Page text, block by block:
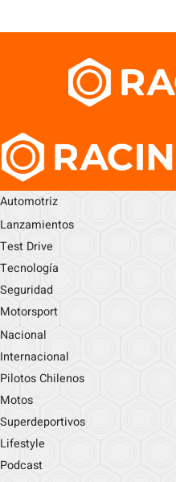
Automotriz
Lanzamientos
Test Drive
Tecnología
Seguridad
Motorsport
Nacional
Internacional
Pilotos Chilenos
Motos
Superdeportivos
Lifestyle
Podcast